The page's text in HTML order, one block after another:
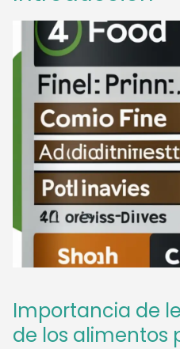
Importancia de
de los alimentos